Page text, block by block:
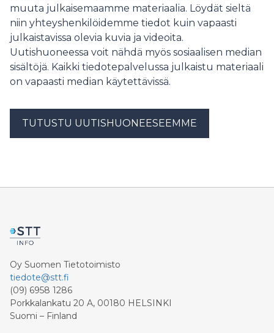
muuta julkaisemaamme materiaalia. Löydät sieltä
niin yhteyshenkilöidemme tiedot kuin vapaasti
julkaistavissa olevia kuvia ja videoita.
Uutishuoneessa voit nähdä myös sosiaalisen median
sisältöjä. Kaikki tiedotepalvelussa julkaistu materiaali
on vapaasti median käytettävissä.
TUTUSTU UUTISHUONEESEEMME
Oy Suomen Tietotoimisto
tiedote@stt.fi
(09) 6958 1286
Porkkalankatu 20 A, 00180 HELSINKI
Suomi – Finland